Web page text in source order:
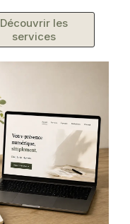
Découvrir les
services